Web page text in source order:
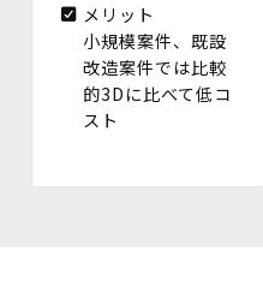
メリット
小規模案件、既設
改造案件では比較
的3Dに比べて低コ
スト